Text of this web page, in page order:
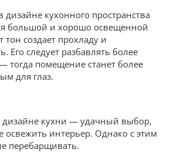
дизайне кухонного пространства
большой и хорошо освещенной
тон создает прохладу и
Его следует разбавлять более
тогда помещение станет более
для глаз.
дизайне кухни — удачный выбор,
освежить интерьер. Однако с этим
перебарщивать.